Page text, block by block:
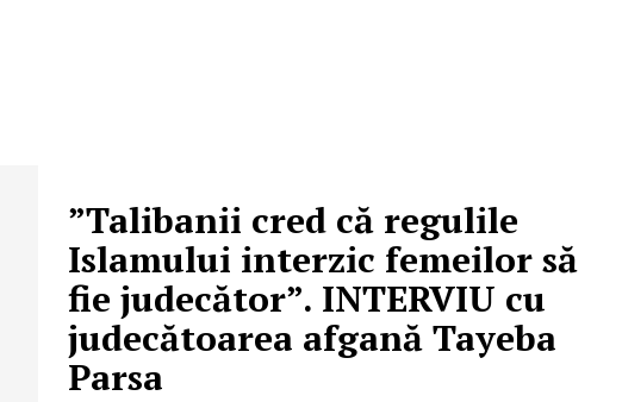
”Talibanii cred că regulile
Islamului interzic femeilor să
fie judecător”. INTERVIU cu
judecătoarea afgană Tayeba
Parsa